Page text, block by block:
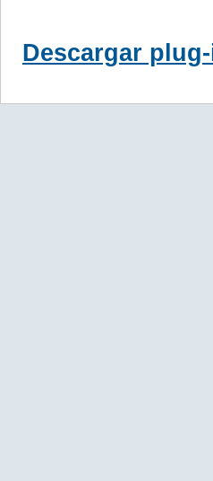
Descargar